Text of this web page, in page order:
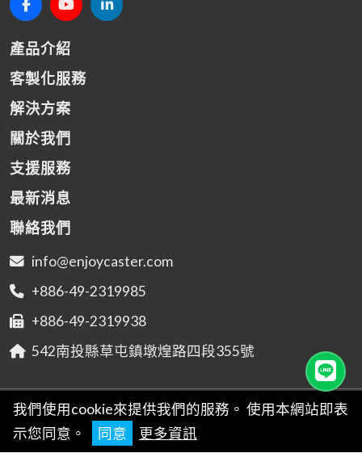
產品介紹
客製化服務
解決方案
關於我們
支援服務
最新消息
聯絡我們
info@enjoycaster.com
+886-49-2319985
+886-49-2319938
542南投縣草屯鎮墩煌路四段355號
© 2026易周有限公司
Designed by商積全網行銷
使用規範|隱私權申告
我們使用cookie來提供我們的服務。 使用本網站即表
示您同意。
同意 更多資訊